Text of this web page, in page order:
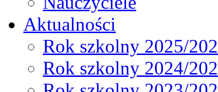
Aktualności
Rok szkolny 2025/
Rok szkolny 2024/